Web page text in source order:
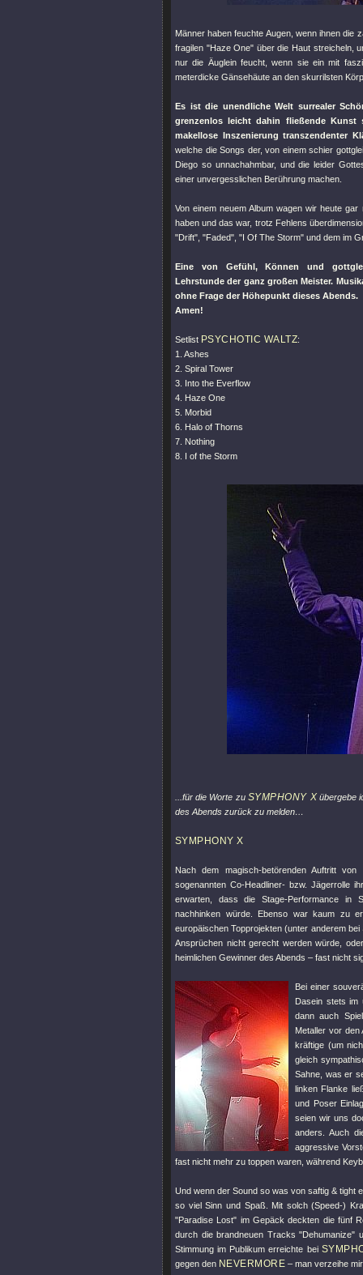
Männer haben feuchte Augen, wenn ihnen die
fragilen "Haze One" über die Haut streicheln,
nur die Äuglein feucht, wenn sie ein mit
meterdicke Gänsehäute an den skurrilsten
Es ist die unendliche Welt surrealer
grenzenlos leicht dahin fließende
makellose Inszenierung transzendenter
welche die Songs der, von einem schier
Diego so unnachahmbar, und die leider
einer unvergesslichen Berührung machen.
Von einem neuem Album wagen wir heute
haben und das war, trotz Fehlens
"Drift" "Faded" "I Of The Storm" und dem im
Eine von Gefühl, Können und
Lehrstunde der ganz großen Meister.
ohne Frage der Höhepunkt dieses Abends.
Amen!
Setlist PSYCHOTIC WALTZ:
1. Ashes
2. Spiral Tower
3. Into the Everflow
4. Haze One
5. Morbid
6. Halo of Thorns
7. Nothing
8. I of the Storm
...für die Worte zu SYMPHONY X übergebe
des Abends zurück zu melden…
SYMPHONY X
Nach dem magisch-betörenden Auftritt von
sogenannten Co-Headliner- bzw. Jägerrolle
erwarten, dass die Stage-Performance in
nachhinken würde. Ebenso war kaum zu
europäischen Topprojekten (unter anderem bei
Ansprüchen nicht gerecht werden würde,
heimlichen Gewinner des Abends – fast nicht
Bei einer
Dasein stets im
dann auch
Metaller vor den
kräftige (um
gleich
Sahne, was er
linken Flanke
und Poser
seien wir uns
anders. Auch
aggressive
fast nicht mehr zu toppen waren, während
Und wenn der Sound so was von saftig & tight
so viel Sinn und Spaß. Mit solch (Speed-)
"Paradise Lost" im Gepäck deckten die fünf
durch die brandneuen Tracks"Dehumanize"
Stimmung im Publikum erreichte bei
gegen den NEVERMORE – man verzeihe